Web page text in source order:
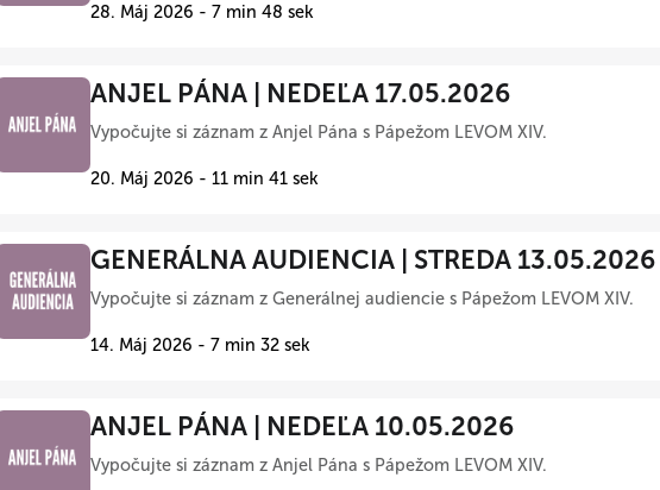
28. Máj 2026 - 7 min 48 sek
ANJEL PÁNA | NEDEĽA 17.05.2026
Vypočujte si záznam z Anjel Pána s Pápežom LEVOM XIV.
20. Máj 2026 - 11 min 41 sek
GENERÁLNA AUDIENCIA | STREDA 13.05.2026
Vypočujte si záznam z Generálnej audiencie s Pápežom LEVOM XIV.
14. Máj 2026 - 7 min 32 sek
ANJEL PÁNA | NEDEĽA 10.05.2026
Vypočujte si záznam z Anjel Pána s Pápežom LEVOM XIV.